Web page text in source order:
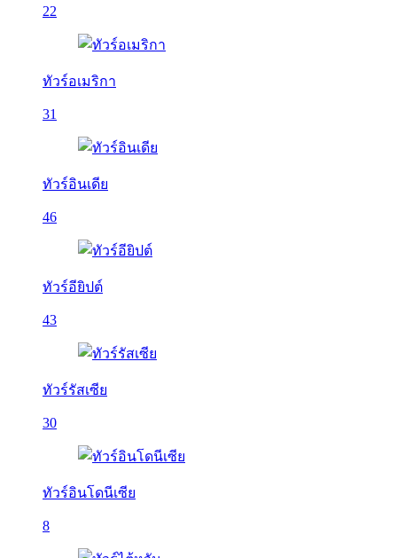
22
ทัวร์อเมริกา
31
ทัวร์อินเดีย
46
ทัวร์อียิปต์
43
ทัวร์รัสเซีย
30
ทัวร์อินโดนีเซีย
8